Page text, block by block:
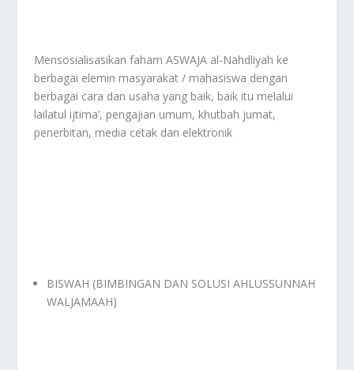
Mensosialisasikan faham ASWAJA al-Nahdliyah ke
berbagai elemin masyarakat / mahasiswa dengan
berbagai cara dan usaha yang baik, baik itu melalui
lailatul ijtima’, pengajian umum, khutbah jumat,
penerbitan, media cetak dan elektronik
BISWAH (BIMBINGAN DAN SOLUSI AHLUSSUNNAH
WALJAMAAH)